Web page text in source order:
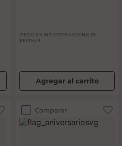
PRECIO SIN IMPUESTOS NACIONALES:
$90.074,39
Agregar al carrito
Comparar